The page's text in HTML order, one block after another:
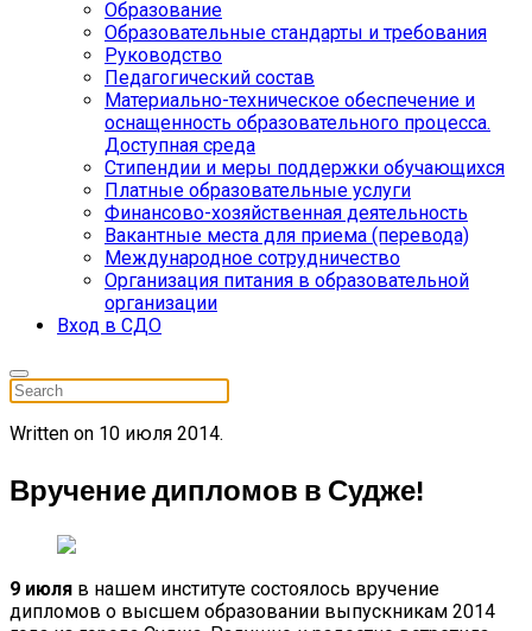
Образование
Образовательные стандарты и требования
Руководство
Педагогический состав
Материально-техническое обеспечение и
оснащенность образовательного процесса.
Доступная среда
Cтипендии и меры поддержки обучающихся
Платные образовательные услуги
Финансово-хозяйственная деятельность
Вакантные места для приема (перевода)
Международное сотрудничество
Организация питания в образовательной
организации
Вход в СДО
Written on 10 июля 2014.
Вручение дипломов в Судже!
9 июля в нашем институте состоялось вручение
дипломов о высшем образовании выпускникам 2014